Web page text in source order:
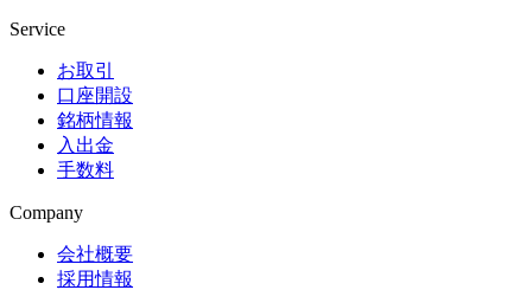
Service
お取引
口座開設
銘柄情報
入出金
手数料
Company
会社概要
採用情報